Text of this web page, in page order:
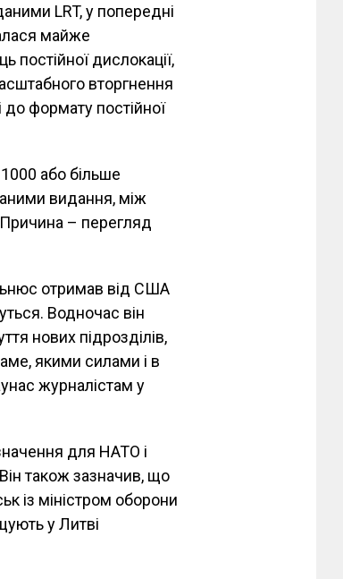
LRT, у попередні
майже
постійної дислокації,
вторгнення
формату постійної
або більше
видання, між
– перегляд
отримав від США
Водночас він
нових підрозділів,
якими силами і в
журналістам у
для НАТО і
також зазначив, що
із міністром оборони
у Литві